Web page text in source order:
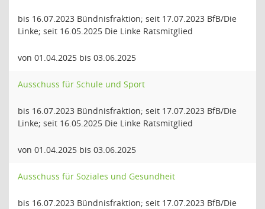
bis 16.07.2023 Bündnisfraktion; seit 17.07.2023 BfB/Die
Linke; seit 16.05.2025 Die Linke Ratsmitglied
von 01.04.2025 bis 03.06.2025
Ausschuss für Schule und Sport
bis 16.07.2023 Bündnisfraktion; seit 17.07.2023 BfB/Die
Linke; seit 16.05.2025 Die Linke Ratsmitglied
von 01.04.2025 bis 03.06.2025
Ausschuss für Soziales und Gesundheit
bis 16.07.2023 Bündnisfraktion; seit 17.07.2023 BfB/Die